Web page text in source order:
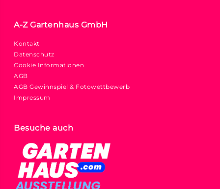
A-Z Gartenhaus GmbH
Kontakt
Datenschutz
Cookie Informationen
AGB
AGB Gewinnspiel & Fotowettbewerb
Impressum
Besuche auch